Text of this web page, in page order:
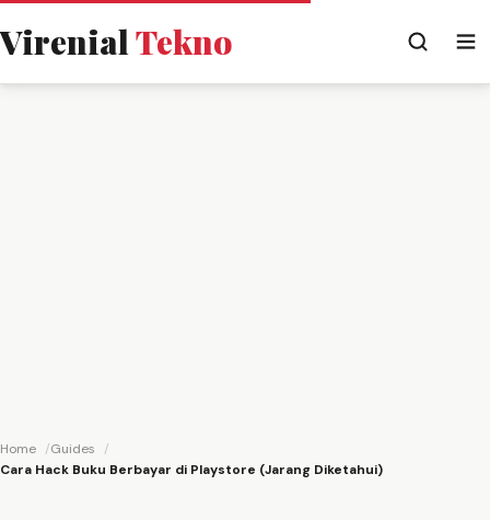
VirenialTekno
Home
Guides
Cara Hack Buku Berbayar di Playstore (Jarang Diketahui)